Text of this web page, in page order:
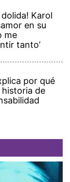
Karol
en su
me
tanto’
por qué
de